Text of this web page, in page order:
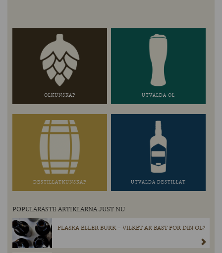
ÖLKUNSKAP UTVALDA ÖL
DESTILLATKUNSKAP UTVALDA DESTILLAT
POPULÄRASTE ARTIKLARNA JUST NU
FLASKA ELLER BURK – VILKET ÄR BÄST FÖR DIN ÖL?